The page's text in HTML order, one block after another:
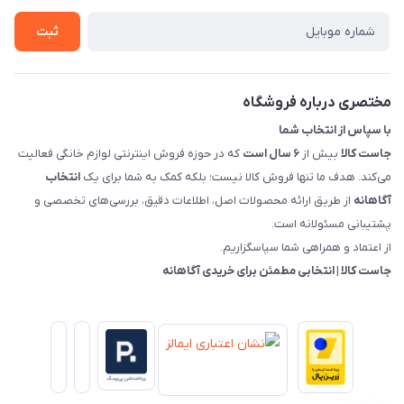
روش های بازگرداندن کالا
ثبت
مختصری درباره فروشگاه
با سپاس از انتخاب شما
جاست کالا بیش از ۶ سال است
که در حوزه فروش اینترنتی لوازم خانگی فعالیت
می‌کند. هدف ما تنها فروش کالا نیست؛ بلکه کمک به شما برای یک انتخاب
آگاهانه از طریق ارائه محصولات اصل، اطلاعات دقیق، بررسی‌های تخصصی و
پشتیبانی مسئولانه است.
از اعتماد و همراهی شما سپاسگزاریم.
جاست کالا | انتخابی مطمئن برای خریدی آگاهانه